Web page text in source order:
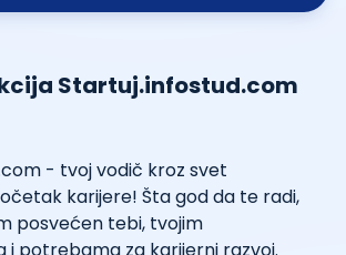
Startuj.infostud.com
- tvoj vodič kroz svet
karijere! Šta god da te radi,
posvećen tebi, tvojim